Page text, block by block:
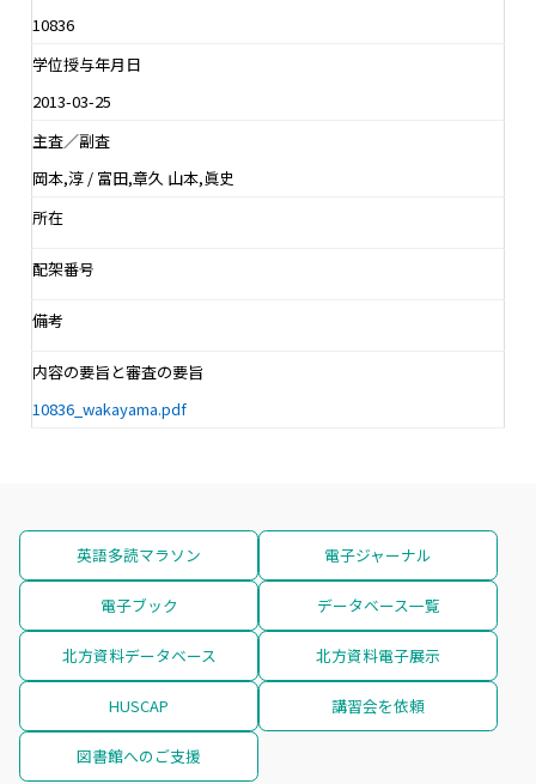
10836
学位授与年月日
2013-03-25
主査／副査
岡本,淳 / 富田,章久 山本,眞史
所在
配架番号
備考
内容の要旨と審査の要旨
10836_wakayama.pdf
英語多読マラソン 電子ジャーナル
電子ブック データベース一覧
北方資料データベース 北方資料電子展示
HUSCAP 講習会を依頼
図書館へのご支援